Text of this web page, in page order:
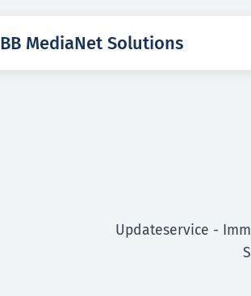
BB MediaNet Solutions
Updateservice -